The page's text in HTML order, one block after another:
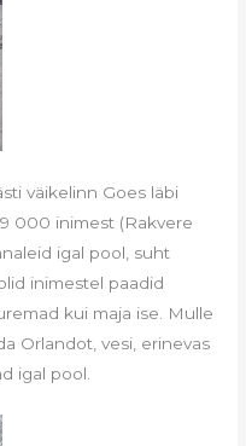
väikelinn Goes läbi
000 inimest (Rakvere
igal pool, suht
inimestel paadid
kui maja ise. Mulle
Orlandot, vesi, erinevas
igal pool.